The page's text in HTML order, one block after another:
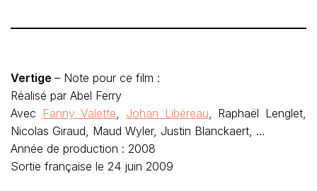
Vertige – Note pour ce film :
Réalisé par Abel Ferry
Avec Fanny Valette, Johan Libéreau, Raphaël Lenglet,
Nicolas Giraud, Maud Wyler, Justin Blanckaert, …
Année de production : 2008
Sortie française le 24 juin 2009